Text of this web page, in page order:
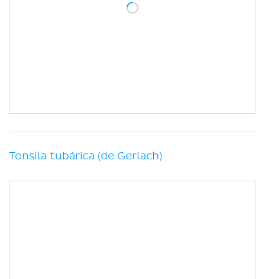
Tonsila tubárica (de Gerlach)